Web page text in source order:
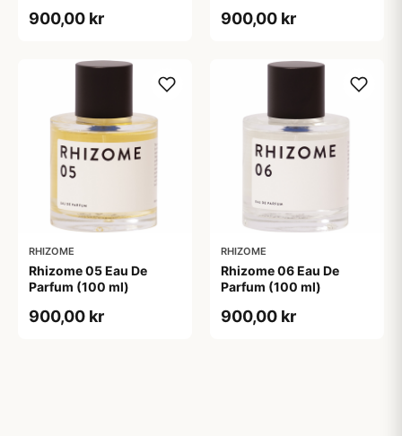
900,00 kr 900,00 kr
RHIZOME
Rhizome 05 Eau De
Parfum (100 ml)
900,00 kr
RHIZOME
Rhizome 06 Eau De
Parfum (100 ml)
900,00 kr